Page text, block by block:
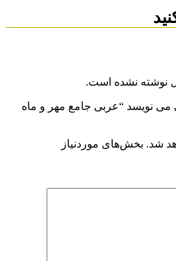
نوشته نشده است.
می نویسد “عربی جامع مهر و ماه
شد.بخش‌های موردنیاز